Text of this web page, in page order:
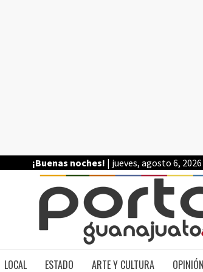
¡Buenas noches! | jueves, agosto 6, 2026
LOCAL ESTADO ARTE Y CULTURA OPINIÓN